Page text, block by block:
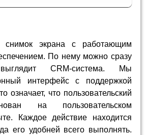
экрана с работающим
По нему можно сразу
CRM-система. Мы
интерфейс с поддержкой
означает, что пользовательский
на пользовательском
Каждое действие находится
его удобней всего выполнять.